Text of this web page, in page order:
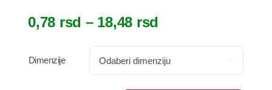
0,78 rsd – 18,48 rsd
od
0,78 rsd
Dimenzije